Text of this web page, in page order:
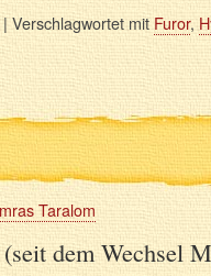
| Verschlagwortet mit Furor,
Taralom
dem Wechsel